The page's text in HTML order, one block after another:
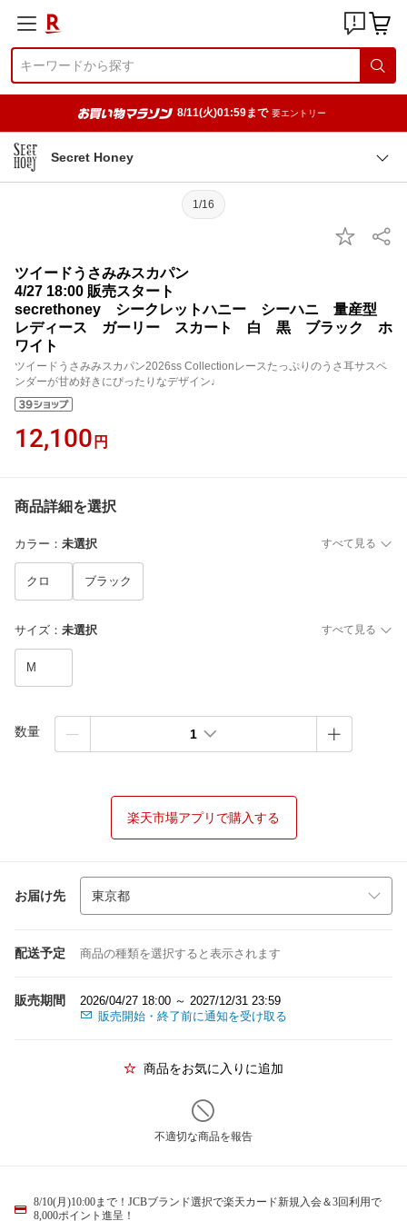
8/11(火)01:59まで 要エントリー
Secret Honey
1/16
ツイードうさみみスカパン
4/27 18:00 販売スタート
secrethoney シークレットハニー シーハニ 量産型
レディース ガーリー スカート 白 黒 ブラック ホ
ワイト
ツイードうさみみスカパン2026ss Collectionレースたっぷりのうさ耳サスペ
ンダーが甘め好きにぴったりなデザイン♩
12,100 円
商品詳細を選択
カラー ： 未選択 すべて見る
クロ ブラック
サイズ ： 未選択 すべて見る
M
数量 1
楽天市場アプリで購入する
お届け先
配送予定 商品の種類を選択すると表示されます
販売期間
2026/04/27 18:00 ～ 2027/12/31 23:59
販売開始・終了前に通知を受け取る
商品をお気に入りに追加
不適切な商品を報告
8/10(月)10:00まで！JCBブランド選択で楽天カード新規入会＆3回利用で
8,000ポイント進呈！